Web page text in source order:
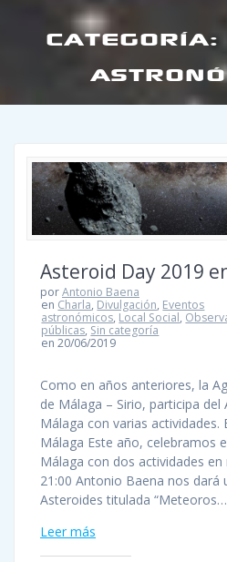
CATEGORÍA:
Asteroid Day 2019
porAntonio Baena
en Charla, Divulgación, Eventos
astronómicos, Local Social,
públicas, Sin categoría
en 20/06/2019
Como en años anteriores, la
de Málaga – Sirio, participa del
Málaga con varias actividades.
Málaga Este año, celebramos
Málaga con dos actividades en
21:00 Antonio Baena nos dará
Asteroides titulada “Meteoros…
Leer más